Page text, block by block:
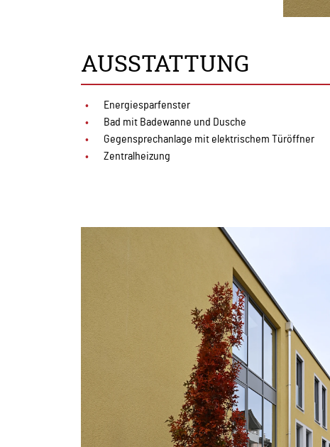
AUSSTATTUNG
Energiesparfenster
Bad mit Badewanne und Dusche
Gegensprechanlage mit elektrischem Türöffner
Zentralheizung